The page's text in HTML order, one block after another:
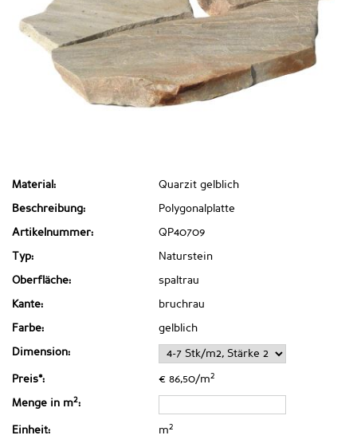
Material: Quarzit gelblich
Beschreibung: Polygonalplatte
Artikelnummer: QP40709
Typ: Naturstein
Oberfläche: spaltrau
Kante: bruchrau
Farbe: gelblich
Dimension:
Preis*: € 86,50/m2
Menge in m2:
Einheit: m2